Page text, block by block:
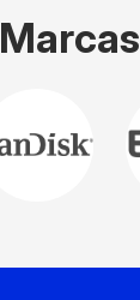
Marcas